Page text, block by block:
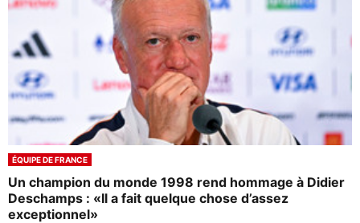
ÉQUIPE DE FRANCE
Un champion du monde 1998 rend hommage à Didier
Deschamps : «Il a fait quelque chose d’assez
exceptionnel»